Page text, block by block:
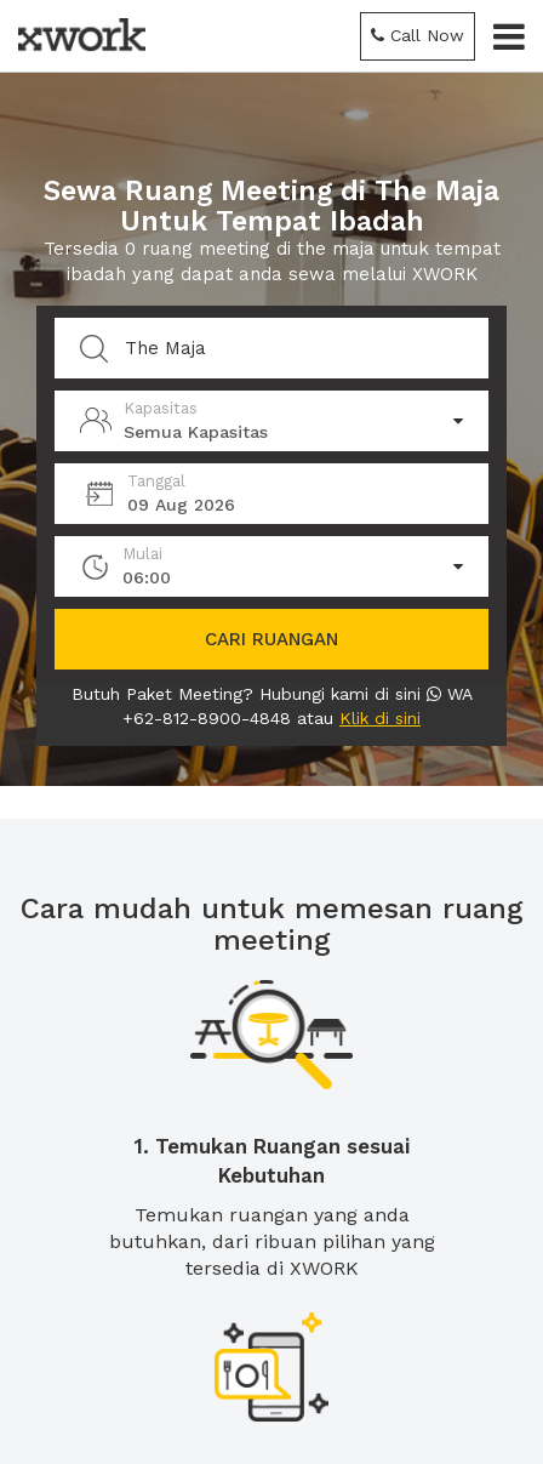
Call Now
Sewa Ruang Meeting di The Maja
Untuk Tempat Ibadah
Tersedia 0 ruang meeting di the maja untuk tempat
ibadah yang dapat anda sewa melalui XWORK
Kapasitas
Semua Kapasitas
Tanggal
09 Aug 2026
Mulai
06:00
CARI RUANGAN
Butuh Paket Meeting? Hubungi kami di sini
WA
+62-812-8900-4848 atau Klik di sini
Cara mudah untuk memesan ruang
meeting
1. Temukan Ruangan sesuai
Kebutuhan
Temukan ruangan yang anda
butuhkan, dari ribuan pilihan yang
tersedia di XWORK